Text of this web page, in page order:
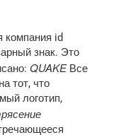
компания id
знак. Это
QUAKE Все
тот, что
логотип,